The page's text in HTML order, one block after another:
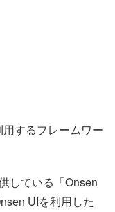
するフレームワー
している「Onsen
UIを利用した